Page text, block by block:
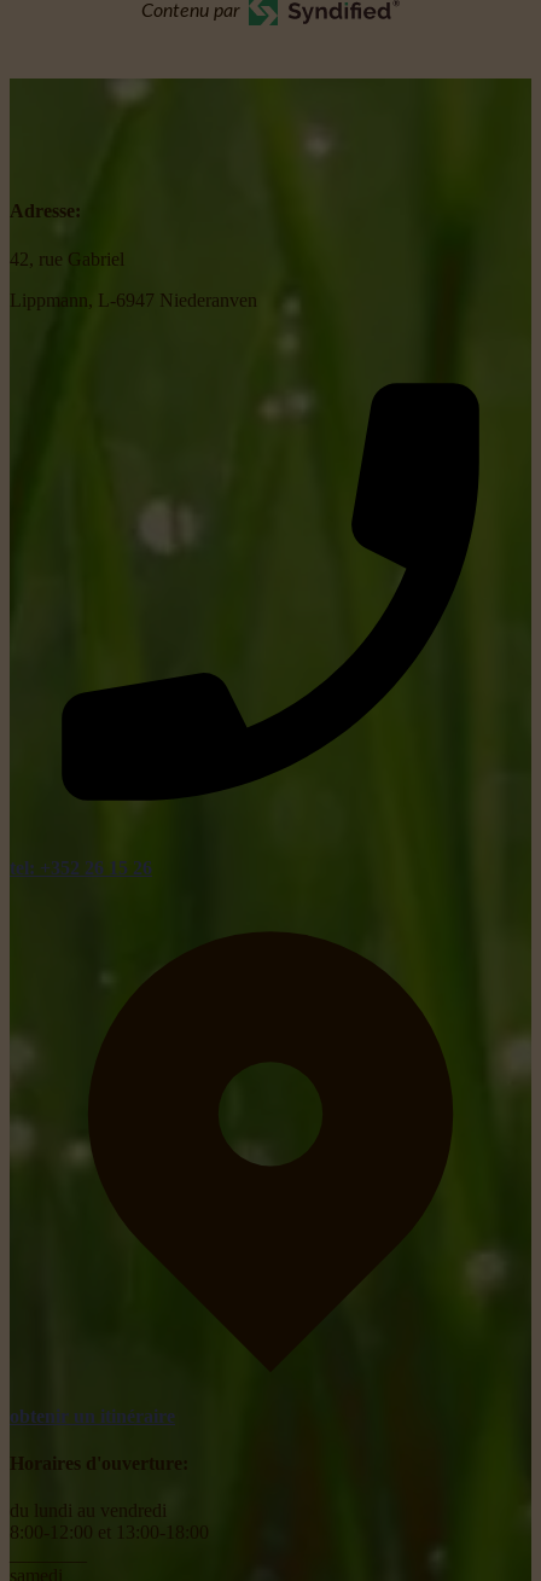
Contenu par
Adresse:
42, rue Gabriel
Lippmann, L-6947 Niederanven
tel: +352 26 15 26
obtenir un itinéraire
Horaires d'ouverture:
du lundi au vendredi
8:00-12:00 et 13:00-18:00
samedi